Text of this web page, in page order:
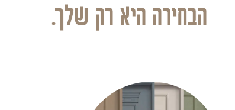
הבחירה היא רק שלך.